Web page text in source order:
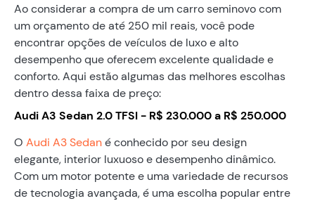
Ao considerar a compra de um carro seminovo com
um orçamento de até 250 mil reais, você pode
encontrar opções de veículos de luxo e alto
desempenho que oferecem excelente qualidade e
conforto. Aqui estão algumas das melhores escolhas
dentro dessa faixa de preço:
Audi A3 Sedan 2.0 TFSI - R$ 230.000 a R$ 250.000
O Audi A3 Sedané conhecido por seu design
elegante, interior luxuoso e desempenho dinâmico.
Com um motor potente e uma variedade de recursos
de tecnologia avançada, é uma escolha popular entre